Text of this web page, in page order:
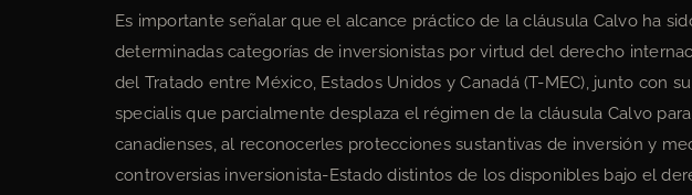
Es importante señalar que el alcance práctico de la cláusula Calvo ha
determinadas categorías de inversionistas por virtud del derecho
del Tratado entre México, Estados Unidos y Canadá (T-MEC), junto con
specialis que parcialmente desplaza el régimen de la cláusula Calvo
canadienses, al reconocerles protecciones sustantivas de inversión y
controversias inversionista-Estado distintos de los disponibles bajo el